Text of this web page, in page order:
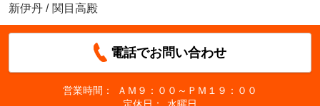
新伊丹 / 関目高殿
電話でお問い合わせ
営業時間：
ＡＭ９：００～ＰＭ１９：００
定休日：
水曜日